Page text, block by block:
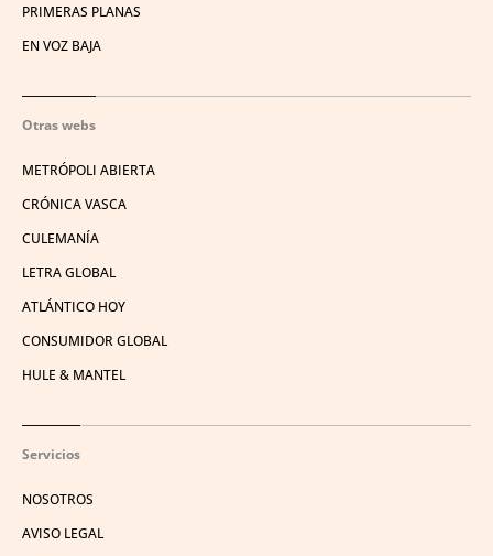
PRIMERAS PLANAS
EN VOZ BAJA
Otras webs
METRÓPOLI ABIERTA
CRÓNICA VASCA
CULEMANÍA
LETRA GLOBAL
ATLÁNTICO HOY
CONSUMIDOR GLOBAL
HULE & MANTEL
Servicios
NOSOTROS
AVISO LEGAL